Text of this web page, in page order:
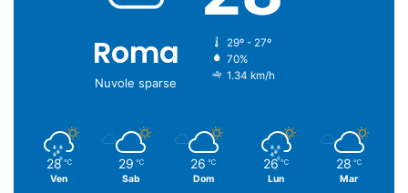
Roma
Nuvole sparse
29º - 27º
70%
1.34 km/h
28 ℃
Ven
29 ℃
Sab
26 ℃
Dom
26 ℃
Lun
28 ℃
Mar